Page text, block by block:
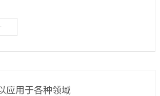
应用于各种领域